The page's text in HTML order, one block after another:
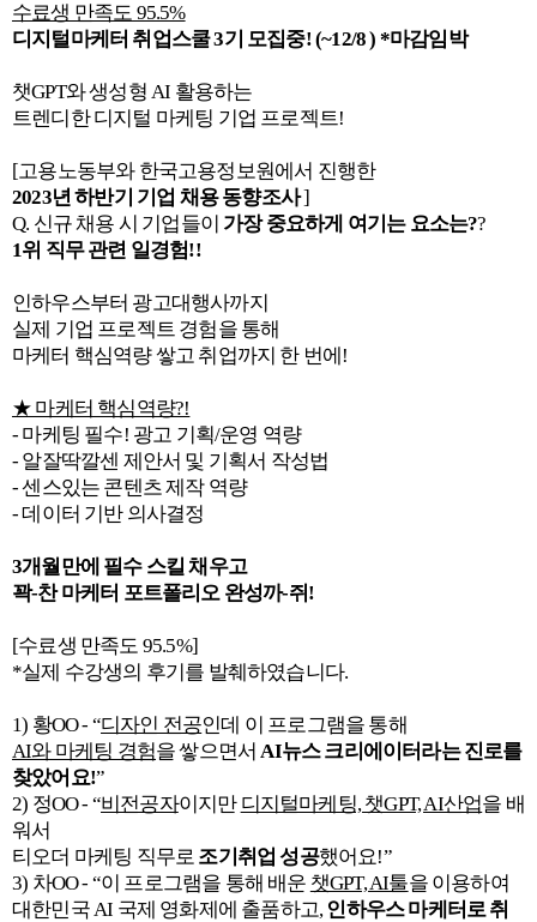
수료생 만족도 95.5%
디지털마케터 취업스쿨 3기 모집중! (~12/8 ) *마감임박
챗GPT와 생성형 AI 활용하는
트렌디한 디지털 마케팅 기업 프로젝트!
[고용노동부와 한국고용정보원에서 진행한
2023년 하반기 기업 채용 동향조사]
Q. 신규 채용 시 기업들이 가장 중요하게 여기는 요소는??
1위 직무 관련 일경험!!
인하우스부터 광고대행사까지
실제 기업 프로젝트 경험을 통해
마케터 핵심역량 쌓고 취업까지 한 번에!
★ 마케터 핵심역량?!
- 마케팅 필수! 광고 기획/운영 역량
- 알잘딱깔센 제안서 및 기획서 작성법
- 센스있는 콘텐츠 제작 역량
- 데이터 기반 의사결정
3개월만에 필수 스킬 채우고
꽉-찬 마케터 포트폴리오 완성까-쥐!
[수료생 만족도 95.5%]
*실제 수강생의 후기를 발췌하였습니다.
1) 황OO - “디자인 전공인데 이 프로그램을 통해
AI와 마케팅 경험을 쌓으면서AI뉴스 크리에이터라는 진로를
찾았어요!”
2) 정OO - “비전공자이지만 디지털마케팅, 챗GPT, AI산업을 배
워서
티오더 마케팅 직무로 조기취업 성공했어요!”
3) 차OO - “이 프로그램을 통해 배운 챗GPT, AI툴을 이용하여
대한민국 AI 국제 영화제에 출품하고, 인하우스 마케터로 취